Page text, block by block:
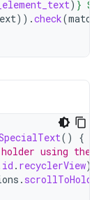
) } ${
)).check(
()
{
using the
id . recyclerView))
.